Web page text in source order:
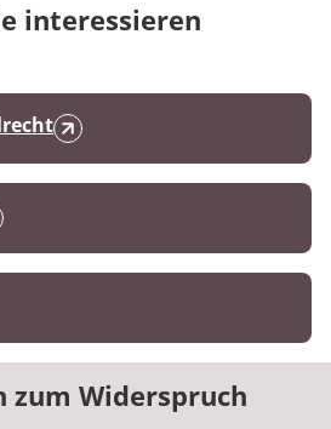
interessieren
zum Widerspruch